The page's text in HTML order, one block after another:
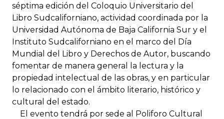
séptima edición del Coloquio Universitario del
Libro Sudcaliforniano, actividad coordinada por la
Universidad Autónoma de Baja California Sur y el
Instituto Sudcaliforniano en el marco del Día
Mundial del Libro y Derechos de Autor, buscando
fomentar de manera general la lectura y la
propiedad intelectual de las obras, y en particular
lo relacionado con el ámbito literario, histórico y
cultural del estado.
El evento tendrá por sede al Poliforo Cultural